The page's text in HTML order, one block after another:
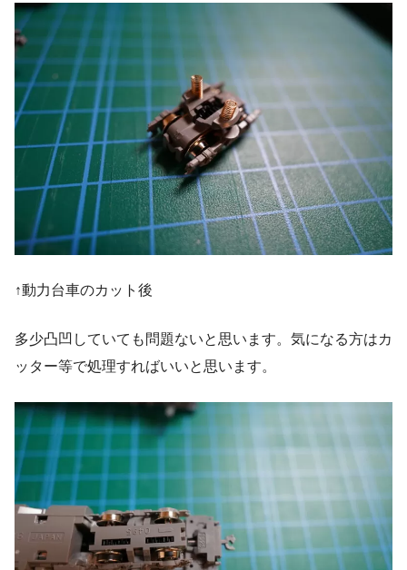
↑動力台車のカット後
多少凸凹していても問題ないと思います。気になる方はカ
ッター等で処理すればいいと思います。